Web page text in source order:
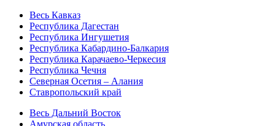
Весь Кавказ
Республика Дагестан
Республика Ингушетия
Республика Кабардино-Балкария
Республика Карачаево-Черкесия
Республика Чечня
Северная Осетия – Алания
Ставропольский край
Весь Дальний Восток
Амурская область